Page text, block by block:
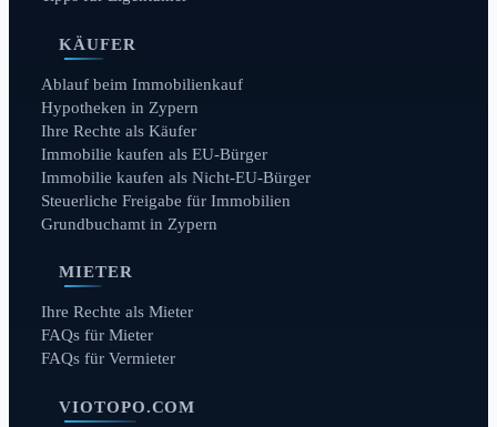
KÄUFER
Ablauf beim Immobilienkauf
Hypotheken in Zypern
Ihre Rechte als Käufer
Immobilie kaufen als EU-Bürger
Immobilie kaufen als Nicht-EU-Bürger
Steuerliche Freigabe für Immobilien
Grundbuchamt in Zypern
MIETER
Ihre Rechte als Mieter
FAQs für Mieter
FAQs für Vermieter
VIOTOPO.COM